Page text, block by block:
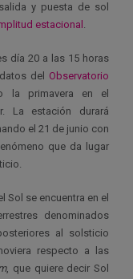
y puesta de sol
estacional .
día 20 a las 15 horas
del Observatorio
la primavera en el
La estación durará
el 21 de junio con
que da lugar
Sol se encuentra en el
denominados
al solsticio
respecto a las
, que quiere decir Sol